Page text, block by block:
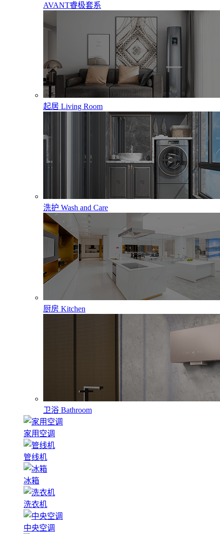
AVANT睿极套系
起居 Living Room
洗护 Wash and Care
厨房 Kitchen
卫浴 Bathroom
家用空调
管线机
冰箱
洗衣机
中央空调